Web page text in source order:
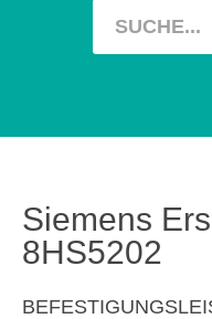
Siemens
8HS5202